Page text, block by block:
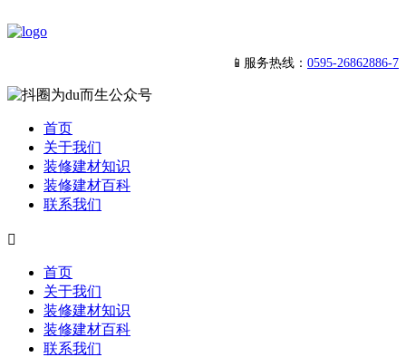
📱服务热线： 0595-26862886-7
首页
关于我们
装修建材知识
装修建材百科
联系我们

首页
关于我们
装修建材知识
装修建材百科
联系我们